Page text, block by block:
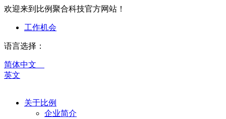
欢迎来到比例聚合科技官方网站！
工作机会
语言选择：
简体中文
英文
关于比例
企业简介